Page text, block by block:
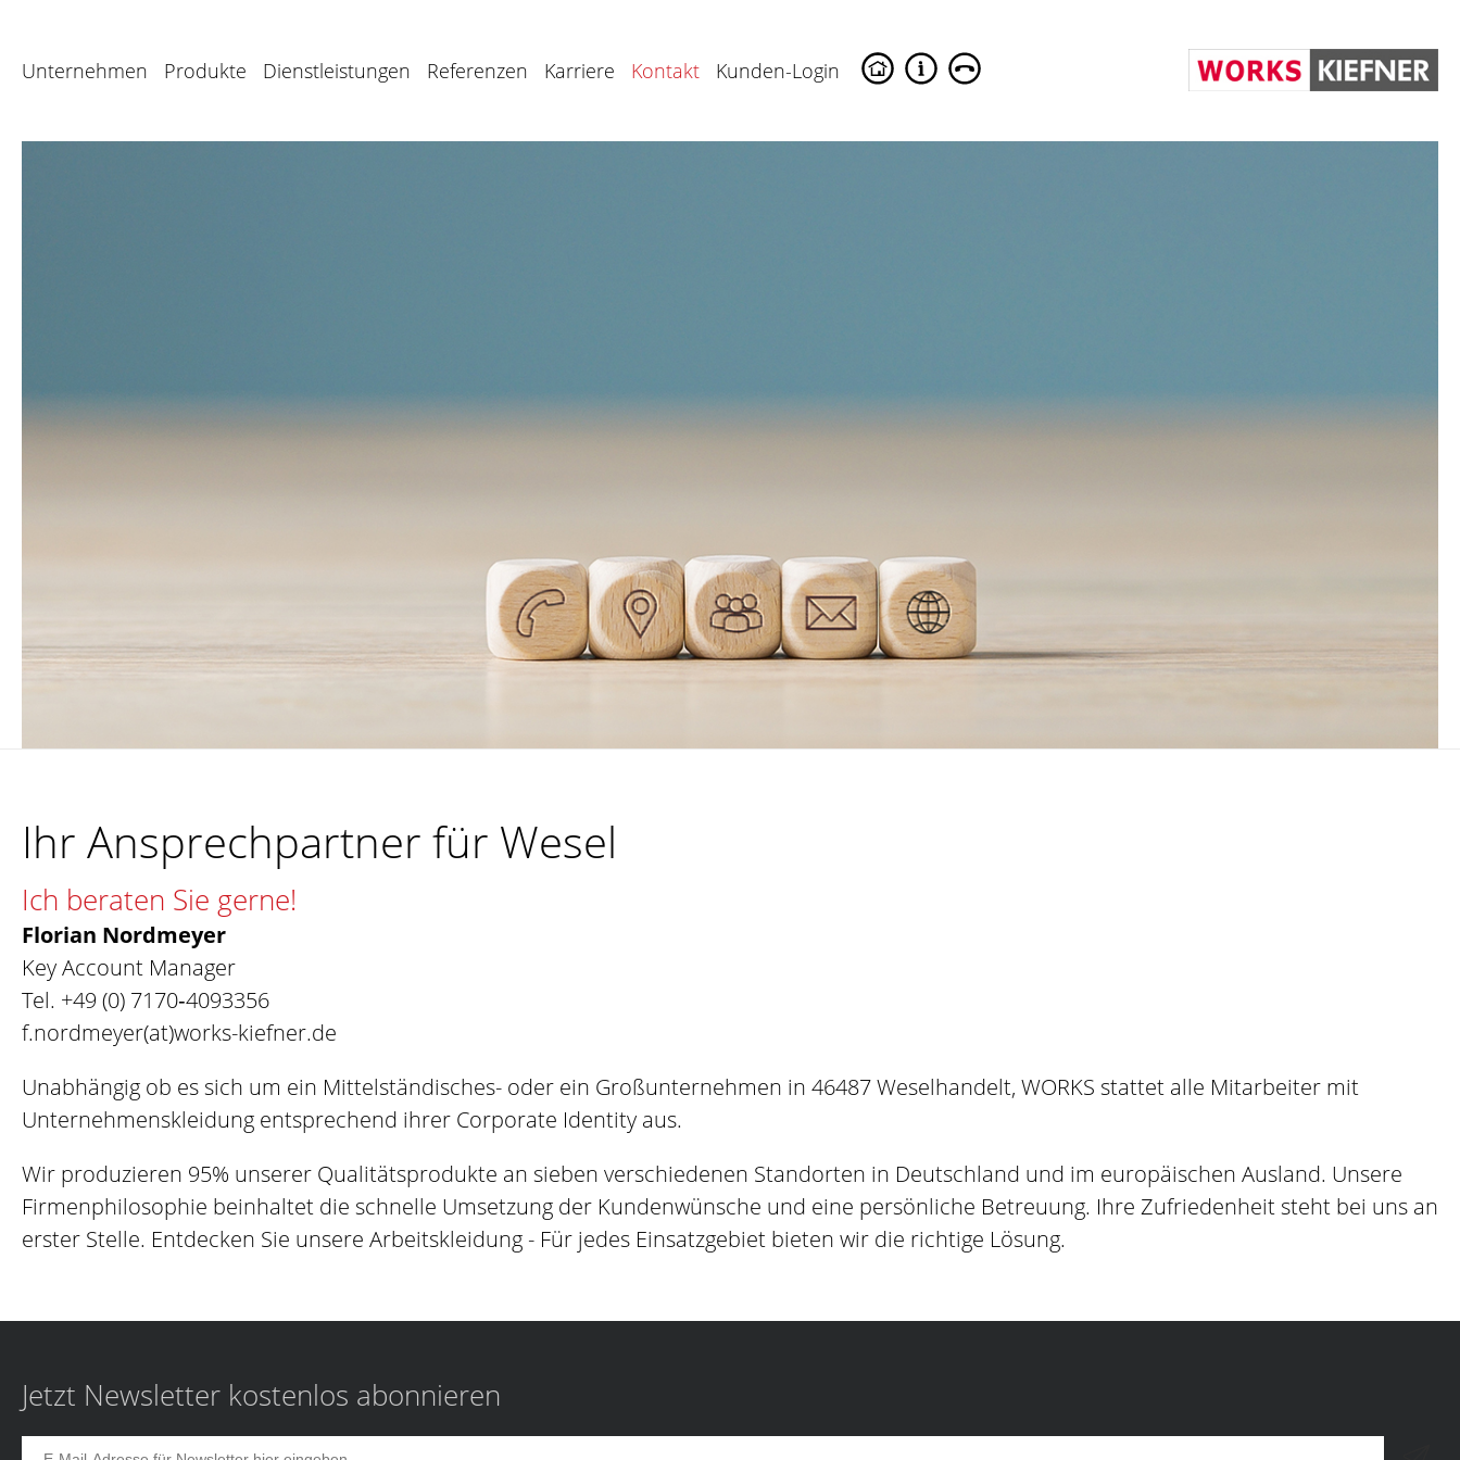
Unternehmen Produkte Dienstleistungen Referenzen Karriere Kontakt Kunden-Login
Ihr Ansprechpartner für Wesel
Ich beraten Sie gerne!
Florian Nordmeyer
Key Account Manager
Tel. +49 (0) 7170‐4093356
f.nordmeyer(at)works-kiefner.de
Unabhängig ob es sich um ein Mittelständisches- oder ein Großunternehmen in 46487 Weselhandelt, WORKS stattet alle Mitarbeiter mit
Unternehmenskleidung entsprechend ihrer Corporate Identity aus.
Wir produzieren 95% unserer Qualitätsprodukte an sieben verschiedenen Standorten in Deutschland und im europäischen Ausland. Unsere
Firmenphilosophie beinhaltet die schnelle Umsetzung der Kundenwünsche und eine persönliche Betreuung. Ihre Zufriedenheit steht bei uns an
erster Stelle. Entdecken Sie unsere Arbeitskleidung - Für jedes Einsatzgebiet bieten wir die richtige Lösung.
Jetzt Newsletter kostenlos abonnieren